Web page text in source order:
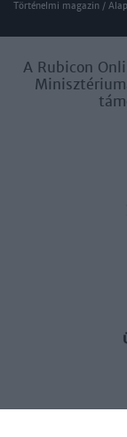
Történelmi magazin /
A Rubicon